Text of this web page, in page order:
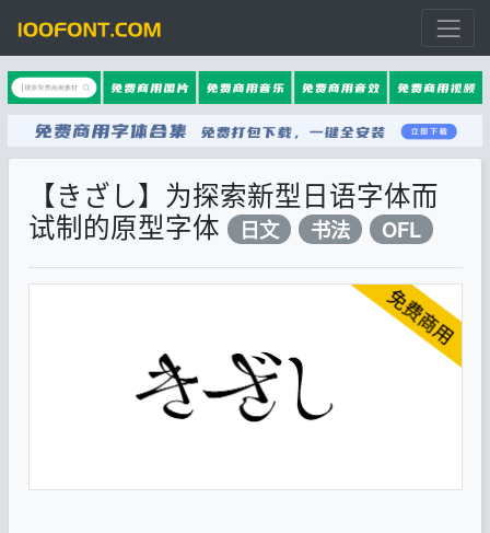
【きざし】为探索新型日语字体而
试制的原型字体
日文 书法 OFL